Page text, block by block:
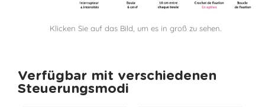
Klicken Sie auf das Bild, um es in groß zu sehen.
Verfügbar mit verschiedenen
Steuerungsmodi